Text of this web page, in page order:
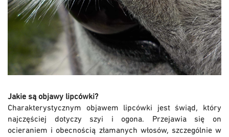
Jakie są objawy lipcówki?
Charakterystycznym objawem lipcówki jest świąd, który
najczęściej dotyczy szyi i ogona. Przejawia się on
ocieraniem i obecnością złamanych włosów, szczególnie w